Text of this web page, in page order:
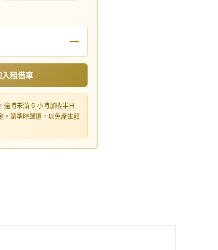
—
入租借車
逾時未滿 6 小時加收半日
。請準時歸還，以免產生額